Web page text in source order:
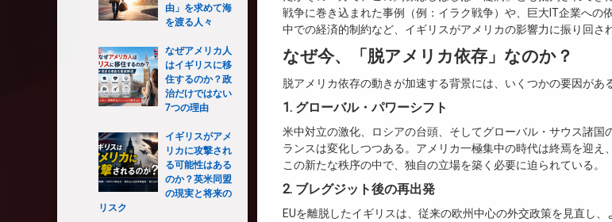
戦争に巻き込まれた事例（例：イラク戦争）や、巨大IT企業への
中での経済的制約など、イギリスがアメリカの影響力に振り回さ
なぜ今、「脱アメリカ依存」なのか？
脱アメリカ依存の動きが加速する背景には、いくつかの要因がある
1. グローバル・パワーシフト
米中対立の激化、ロシアの台頭、そしてグローバル・サウス諸国
ランスは変化しつつある。アメリカ一極集中の時代は終焉を迎え
この新たな秩序の中で、独自の立場を築く必要に迫られている。
2. ブレグジット後の再出発
EUを離脱したイギリスは、従来の欧州中心の外交政策を見直し
由」を求めて海
を渡る人々
なぜアメリカ人
はイギリスに移
住するのか？政
治だけではない
7つの理由
イギリスがアメ
リカに攻撃され
る可能性はある
のか？英米同盟
の現実と将来の
リスク